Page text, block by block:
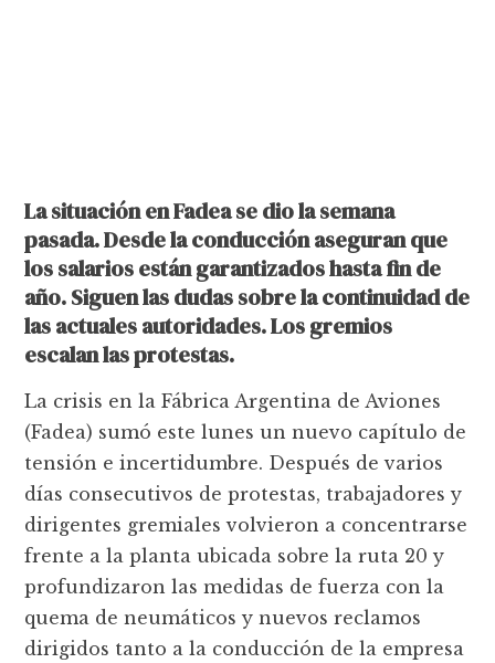
La situación en Fadea se dio la semana
pasada. Desde la conducción aseguran que
los salarios están garantizados hasta fin de
año. Siguen las dudas sobre la continuidad de
las actuales autoridades. Los gremios
escalan las protestas.
La crisis en la Fábrica Argentina de Aviones
(Fadea) sumó este lunes un nuevo capítulo de
tensión e incertidumbre. Después de varios
días consecutivos de protestas, trabajadores y
dirigentes gremiales volvieron a concentrarse
frente a la planta ubicada sobre la ruta 20 y
profundizaron las medidas de fuerza con la
quema de neumáticos y nuevos reclamos
dirigidos tanto a la conducción de la empresa